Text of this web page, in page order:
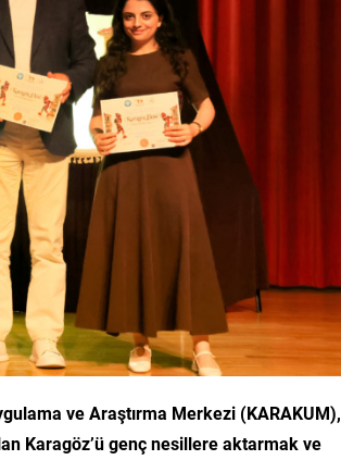
ve Araştırma Merkezi (KARAKUM),
Karagöz’ü genç nesillere aktarmak ve